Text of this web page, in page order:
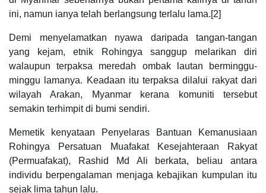
ini, namun ianya telah berlangsung terlalu lama.[2]
Demi menyelamatkan nyawa daripada tangan-tangan
yang kejam, etnik Rohingya sanggup melarikan diri
walaupun terpaksa meredah ombak lautan berminggu-
minggu lamanya. Keadaan itu terpaksa dilalui rakyat dari
wilayah Arakan, Myanmar kerana komuniti tersebut
semakin terhimpit di bumi sendiri.
Memetik kenyataan Penyelaras Bantuan Kemanusiaan
Rohingya Persatuan Muafakat Kesejahteraan Rakyat
(Permuafakat), Rashid Md Ali berkata, beliau antara
individu berpengalaman menjaga kebajikan kumpulan itu
sejak lima tahun lalu.